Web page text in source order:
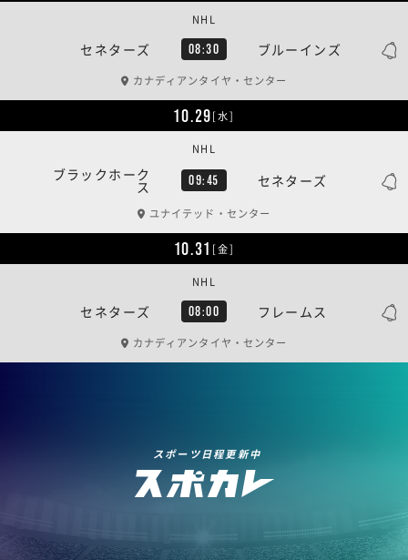
セネターズ 08:30 ブルーインズ
NHL
カナディアンタイヤ・センター
10.29[水]
ブラックホーク
ス 09:45 セネターズ
NHL
ユナイテッド・センター
10.31 [金]
セネターズ 08:00 フレームス
NHL
カナディアンタイヤ・センター
スポーツ日程更新中